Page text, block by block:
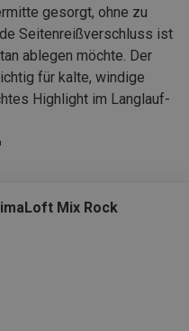
gesorgt, ohne zu
Seitenreißverschluss ist
ablegen möchte. Der
für kalte, windige
Highlight im Langlauf-
Mix Rock